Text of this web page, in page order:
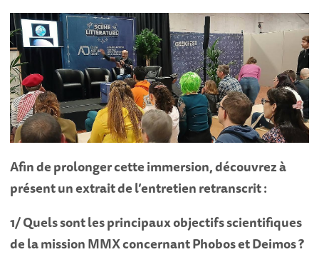
Afin de prolonger cette immersion, découvrez à
présent un extrait de l’entretien retranscrit :
1/ Quels sont les principaux objectifs scientifiques
de la mission MMX concernant Phobos et Deimos ?